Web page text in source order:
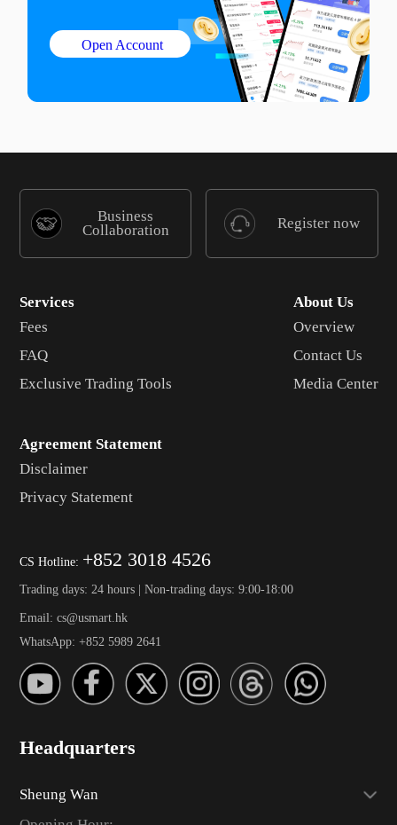
Open Account
Business
Collaboration
Register now
Services
Fees
FAQ
Exclusive Trading Tools
About Us
Overview
Contact Us
Media Center
Agreement Statement
Disclaimer
Privacy Statement
CS Hotline: +852 3018 4526
Trading days: 24 hours | Non-trading days: 9:00-18:00
Email: cs@usmart.hk
WhatsApp: +852 5989 2641
Headquarters
Sheung Wan